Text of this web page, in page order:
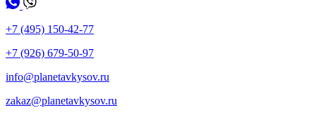
+7 (495) 150-42-77
+7 (926) 679-50-97
info@planetavkysov.ru
zakaz@planetavkysov.ru